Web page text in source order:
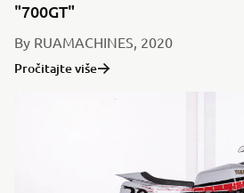
"700GT"
By RUAMACHINES, 2020
Pročitajte više